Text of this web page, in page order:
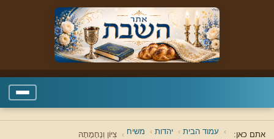
אתם כאן: עמוד הבית יהדות משיח צִיּוֹן וְנֶחָמָתָהּ